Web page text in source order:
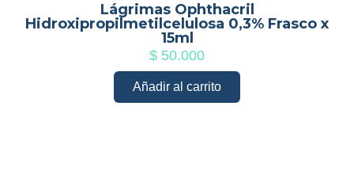
Lágrimas Ophthacril
Hidroxipropilmetilcelulosa 0,3% Frasco x
15ml
$ 50.000
Añadir al carrito